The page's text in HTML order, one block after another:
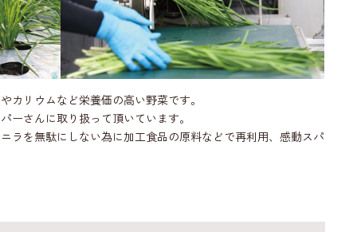
リウムなど栄養価の高い野菜です。
さんに取り扱って頂いています。
ラを無駄にしない為に加工食品の原料などで再利用、感動スパ